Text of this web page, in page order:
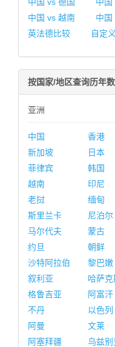
中国 vs 越南
中国
英法德比较
自定
按国家/地区查询历年
亚洲
中国 香港
新加坡
日本
菲律宾
韩国
越南
印尼
老挝
缅甸
斯里兰卡
尼泊尔
马尔代夫
蒙古
约旦
朝鲜
沙特阿拉伯
黎巴嫩
叙利亚
哈萨克
格鲁吉亚
阿富汗
不丹
以色列
阿曼
文莱
阿塞拜疆
乌兹别